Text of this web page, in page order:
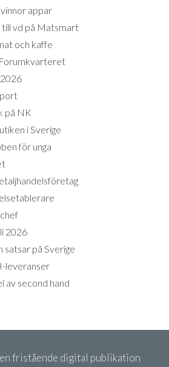
appar
vd på Matsmart
och kaffe
på NK
i Sverige
för unga
2026
satsar på Sverige
leveranser
av second hand
fristående digital publikation